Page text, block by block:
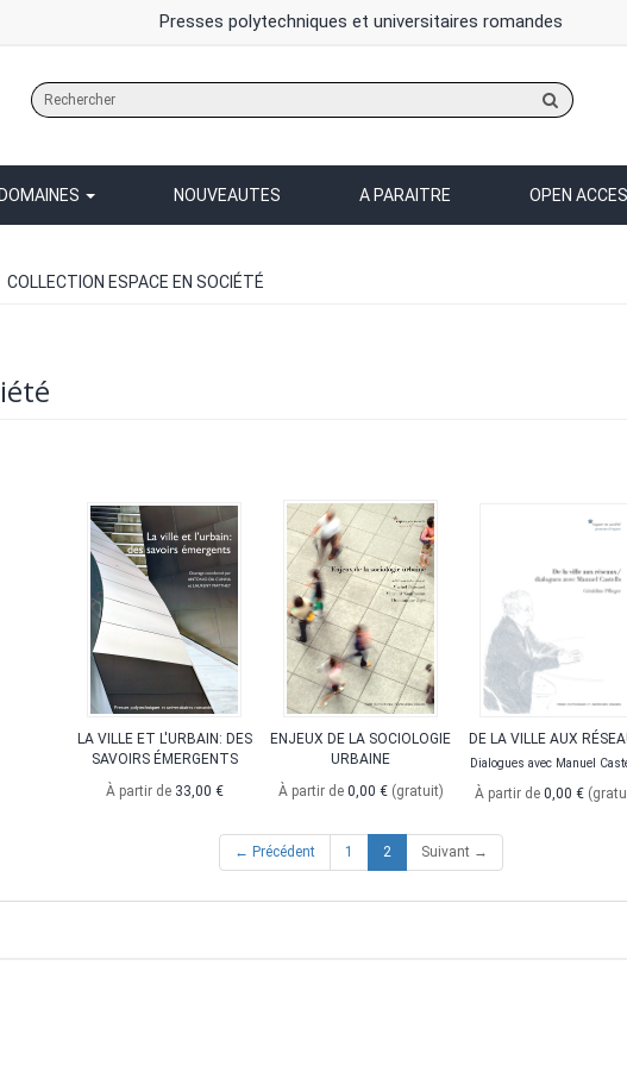
Presses polytechniques et universitaires romandes
sur
site
DOMAINES NOUVEAUTES A PARAITRE OPEN
COLLECTION ESPACE EN SOCIÉTÉ
LA VILLE ET L'URBAIN: DES
SAVOIRS ÉMERGENTS
À partir de 33,00 €
ENJEUX DE LA SOCIOLOGIE
URBAINE
À partir de 0,00 € (gratuit)
DE LA VILLE AUX
Dialogues avec Manuel
À partir de 0,00 €
← Précédent 1 2(current)Suivant →